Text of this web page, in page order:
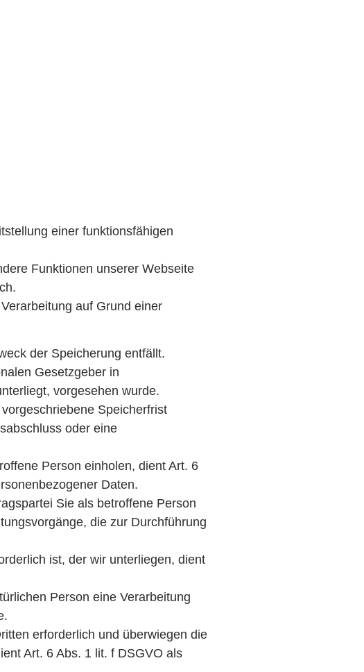
einer funktionsfähigen
Funktionen unserer Webseite
auf Grund einer
der Speicherung entfällt.
Gesetzgeber in
vorgesehen wurde.
Speicherfrist
oder eine
Person einholen, dient Art. 6
Daten.
Sie als betroffene Person
die zur Durchführung
ist, der wir unterliegen, dient
Person eine Verarbeitung
erforderlich und überwiegen die
Art. 6 Abs. 1 lit. f DSGVO als